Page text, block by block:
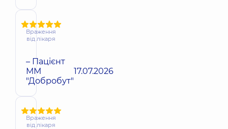
Враження
від лікаря
– Пацієнт
ММ
"Добробут"
17.07.2026
Враження
від лікаря